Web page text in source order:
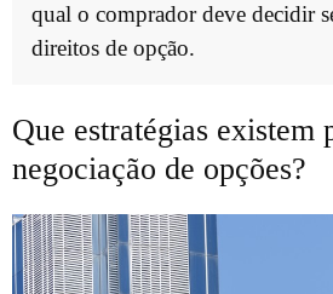
qual o comprador deve decidir
direitos de opção.
Que estratégias existem
negociação de opções?